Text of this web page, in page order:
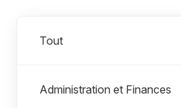
Tout
Administration et Finances